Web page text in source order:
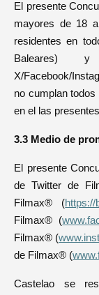
El presente
mayores de 18
residentes en
X/Facebook/
no cumplan
en el las
3.3 Medio de
El presente
de Twitter de
Filmax® (
Filmax® (
Filmax® (
de Filmax® (
Castelao se